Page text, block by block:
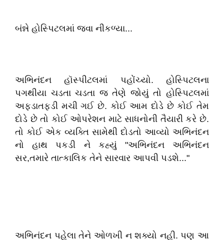
બંન્ને હોસ્પિટલમાં જવા નીકળ્યા...
અભિનંદન હૉસ્પીટલમાં પહોંચ્યો. હોસ્પિટલના
પગથીયા ચડતા ચડતા જ તેણે જોયું તો હોસ્પિટલમાં
અફડાતફડી મચી ગઈ છે. કોઈ આમ દોડે છે કોઈ તેમ
દોડે છે તો કોઈ ઓપરેશન માટે સાધનોની તૈયારી કરે છે.
તો કોઈ એક વ્યક્તિ સામેથી દોડતો આવ્યો અભિનંદન
નો હાથ પકડી ને કહ્યું "અભિનંદન અભિનંદન
સર,તમારે તાત્કાલિક તેને સારવાર આપવી પડશે..."
અભિનંદન પહેલા તેને ઓળખી ન શક્યો નહી. પણ આ